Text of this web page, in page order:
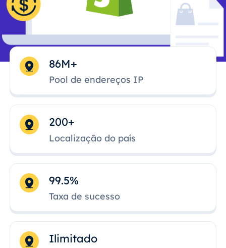
86M+
Pool de endereços IP
200+
Localização do país
99.5%
Taxa de sucesso
Ilimitado